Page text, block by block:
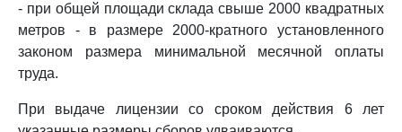
- при общей площади склада свыше 2000 квадратных
метров - в размере 2000-кратного установленного
законом размера минимальной месячной оплаты
труда.
При выдаче лицензии со сроком действия 6 лет